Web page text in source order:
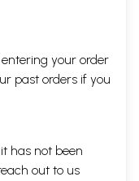
your order
past orders if you
has not been
out to us